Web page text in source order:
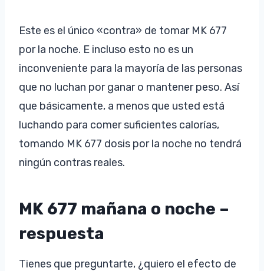
Este es el único «contra» de tomar MK 677
por la noche. E incluso esto no es un
inconveniente para la mayoría de las personas
que no luchan por ganar o mantener peso. Así
que básicamente, a menos que usted está
luchando para comer suficientes calorías,
tomando MK 677 dosis por la noche no tendrá
ningún contras reales.
MK 677 mañana o noche –
respuesta
Tienes que preguntarte, ¿quiero el efecto de